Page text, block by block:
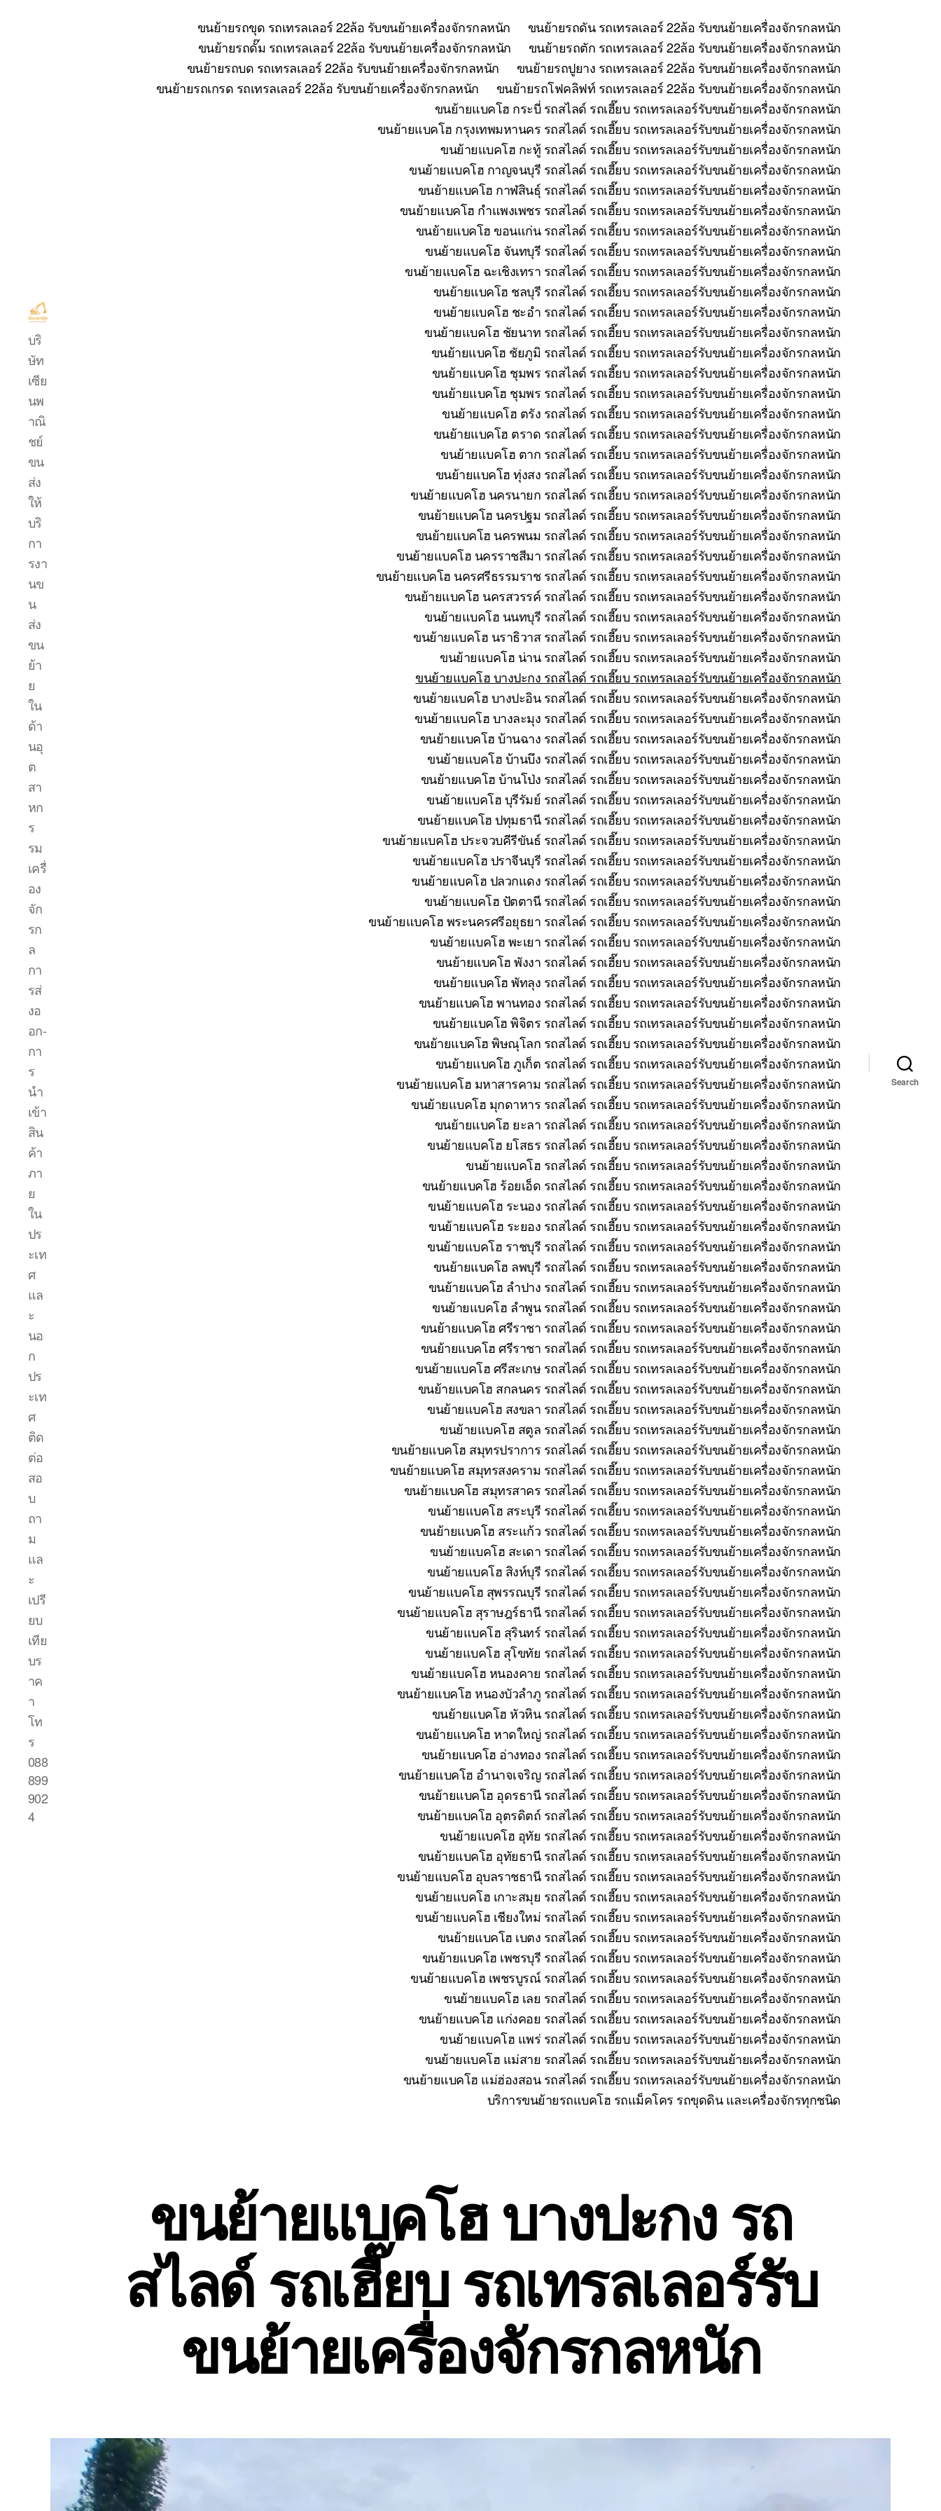
บริการ
ขน
ย้าย
รถ
แบค
โฮ.com
บริ
ษัท
เซีย
นพ
าณิ
ชย์
ขน
ส่ง
ให้
บริ
กา
รงา
นข
น
ส่ง
ขน
ย้า
ย
ใน
ด้า
นอุ
ต
สา
หก
ร
รม
เครื่
อง
จัก
รก
ล
กา
รส่
งอ
อก-
กา
ร
นำ
เข้า
สิน
ค้า
ภา
ย
ใน
ปร
ะเท
ศ
แล
ะ
นอ
ก
ปร
ะเท
ศ
ติด
ต่อ
สอ
บ
ถา
ม
แล
ะ
เปรี
ยบ
เทีย
บร
าค
า
โท
ร
088
899
902
4
ขนย้ายรถขุด รถเทรลเลอร์ 22ล้อ รับขนย้ายเครื่องจักรกลหนัก
ขนย้ายรถดัน รถเทรลเลอร์ 22ล้อ รับขนย้ายเครื่องจักรกลหนัก
ขนย้ายรถดั๊ม รถเทรลเลอร์ 22ล้อ รับขนย้ายเครื่องจักรกลหนัก
ขนย้ายรถตัก รถเทรลเลอร์ 22ล้อ รับขนย้ายเครื่องจักรกลหนัก
ขนย้ายรถบด รถเทรลเลอร์ 22ล้อ รับขนย้ายเครื่องจักรกลหนัก
ขนย้ายรถปูยาง รถเทรลเลอร์ 22ล้อ รับขนย้ายเครื่องจักรกลหนัก
ขนย้ายรถเกรด รถเทรลเลอร์ 22ล้อ รับขนย้ายเครื่องจักรกลหนัก
ขนย้ายรถโฟคลิฟท์ รถเทรลเลอร์ 22ล้อ รับขนย้ายเครื่องจักรกลหนัก
ขนย้ายแบคโฮ กระบี่ รถสไลด์ รถเฮี๊ยบ รถเทรลเลอร์รับขนย้ายเครื่องจักรกลหนัก
ขนย้ายแบคโฮ กรุงเทพมหานคร รถสไลด์ รถเฮี๊ยบ รถเทรลเลอร์รับขนย้ายเครื่องจักรกลหนัก
ขนย้ายแบคโฮ กะทู้ รถสไลด์ รถเฮี๊ยบ รถเทรลเลอร์รับขนย้ายเครื่องจักรกลหนัก
ขนย้ายแบคโฮ กาญจนบุรี รถสไลด์ รถเฮี๊ยบ รถเทรลเลอร์รับขนย้ายเครื่องจักรกลหนัก
ขนย้ายแบคโฮ กาฬสินธุ์ รถสไลด์ รถเฮี๊ยบ รถเทรลเลอร์รับขนย้ายเครื่องจักรกลหนัก
ขนย้ายแบคโฮ กำแพงเพชร รถสไลด์ รถเฮี๊ยบ รถเทรลเลอร์รับขนย้ายเครื่องจักรกลหนัก
ขนย้ายแบคโฮ ขอนแก่น รถสไลด์ รถเฮี๊ยบ รถเทรลเลอร์รับขนย้ายเครื่องจักรกลหนัก
ขนย้ายแบคโฮ จันทบุรี รถสไลด์ รถเฮี๊ยบ รถเทรลเลอร์รับขนย้ายเครื่องจักรกลหนัก
ขนย้ายแบคโฮ ฉะเชิงเทรา รถสไลด์ รถเฮี๊ยบ รถเทรลเลอร์รับขนย้ายเครื่องจักรกลหนัก
ขนย้ายแบคโฮ ชลบุรี รถสไลด์ รถเฮี๊ยบ รถเทรลเลอร์รับขนย้ายเครื่องจักรกลหนัก
ขนย้ายแบคโฮ ชะอำ รถสไลด์ รถเฮี๊ยบ รถเทรลเลอร์รับขนย้ายเครื่องจักรกลหนัก
ขนย้ายแบคโฮ ชัยนาท รถสไลด์ รถเฮี๊ยบ รถเทรลเลอร์รับขนย้ายเครื่องจักรกลหนัก
ขนย้ายแบคโฮ ชัยภูมิ รถสไลด์ รถเฮี๊ยบ รถเทรลเลอร์รับขนย้ายเครื่องจักรกลหนัก
ขนย้ายแบคโฮ ชุมพร รถสไลด์ รถเฮี๊ยบ รถเทรลเลอร์รับขนย้ายเครื่องจักรกลหนัก
ขนย้ายแบคโฮ ชุมพร รถสไลด์ รถเฮี๊ยบ รถเทรลเลอร์รับขนย้ายเครื่องจักรกลหนัก
ขนย้ายแบคโฮ ตรัง รถสไลด์ รถเฮี๊ยบ รถเทรลเลอร์รับขนย้ายเครื่องจักรกลหนัก
ขนย้ายแบคโฮ ตราด รถสไลด์ รถเฮี๊ยบ รถเทรลเลอร์รับขนย้ายเครื่องจักรกลหนัก
ขนย้ายแบคโฮ ตาก รถสไลด์ รถเฮี๊ยบ รถเทรลเลอร์รับขนย้ายเครื่องจักรกลหนัก
ขนย้ายแบคโฮ ทุ่งสง รถสไลด์ รถเฮี๊ยบ รถเทรลเลอร์รับขนย้ายเครื่องจักรกลหนัก
ขนย้ายแบคโฮ นครนายก รถสไลด์ รถเฮี๊ยบ รถเทรลเลอร์รับขนย้ายเครื่องจักรกลหนัก
ขนย้ายแบคโฮ นครปฐม รถสไลด์ รถเฮี๊ยบ รถเทรลเลอร์รับขนย้ายเครื่องจักรกลหนัก
ขนย้ายแบคโฮ นครพนม รถสไลด์ รถเฮี๊ยบ รถเทรลเลอร์รับขนย้ายเครื่องจักรกลหนัก
ขนย้ายแบคโฮ นครราชสีมา รถสไลด์ รถเฮี๊ยบ รถเทรลเลอร์รับขนย้ายเครื่องจักรกลหนัก
ขนย้ายแบคโฮ นครศรีธรรมราช รถสไลด์ รถเฮี๊ยบ รถเทรลเลอร์รับขนย้ายเครื่องจักรกลหนัก
ขนย้ายแบคโฮ นครสวรรค์ รถสไลด์ รถเฮี๊ยบ รถเทรลเลอร์รับขนย้ายเครื่องจักรกลหนัก
ขนย้ายแบคโฮ นนทบุรี รถสไลด์ รถเฮี๊ยบ รถเทรลเลอร์รับขนย้ายเครื่องจักรกลหนัก
ขนย้ายแบคโฮ นราธิวาส รถสไลด์ รถเฮี๊ยบ รถเทรลเลอร์รับขนย้ายเครื่องจักรกลหนัก
ขนย้ายแบคโฮ น่าน รถสไลด์ รถเฮี๊ยบ รถเทรลเลอร์รับขนย้ายเครื่องจักรกลหนัก
ขนย้ายแบคโฮ บางปะกง รถสไลด์ รถเฮี๊ยบ รถเทรลเลอร์รับขนย้ายเครื่องจักรกลหนัก
ขนย้ายแบคโฮ บางปะอิน รถสไลด์ รถเฮี๊ยบ รถเทรลเลอร์รับขนย้ายเครื่องจักรกลหนัก
ขนย้ายแบคโฮ บางละมุง รถสไลด์ รถเฮี๊ยบ รถเทรลเลอร์รับขนย้ายเครื่องจักรกลหนัก
ขนย้ายแบคโฮ บ้านฉาง รถสไลด์ รถเฮี๊ยบ รถเทรลเลอร์รับขนย้ายเครื่องจักรกลหนัก
ขนย้ายแบคโฮ บ้านบึง รถสไลด์ รถเฮี๊ยบ รถเทรลเลอร์รับขนย้ายเครื่องจักรกลหนัก
ขนย้ายแบคโฮ บ้านโป่ง รถสไลด์ รถเฮี๊ยบ รถเทรลเลอร์รับขนย้ายเครื่องจักรกลหนัก
ขนย้ายแบคโฮ บุรีรัมย์ รถสไลด์ รถเฮี๊ยบ รถเทรลเลอร์รับขนย้ายเครื่องจักรกลหนัก
ขนย้ายแบคโฮ ปทุมธานี รถสไลด์ รถเฮี๊ยบ รถเทรลเลอร์รับขนย้ายเครื่องจักรกลหนัก
ขนย้ายแบคโฮ ประจวบคีรีขันธ์ รถสไลด์ รถเฮี๊ยบ รถเทรลเลอร์รับขนย้ายเครื่องจักรกลหนัก
ขนย้ายแบคโฮ ปราจีนบุรี รถสไลด์ รถเฮี๊ยบ รถเทรลเลอร์รับขนย้ายเครื่องจักรกลหนัก
ขนย้ายแบคโฮ ปลวกแดง รถสไลด์ รถเฮี๊ยบ รถเทรลเลอร์รับขนย้ายเครื่องจักรกลหนัก
ขนย้ายแบคโฮ ปัตตานี รถสไลด์ รถเฮี๊ยบ รถเทรลเลอร์รับขนย้ายเครื่องจักรกลหนัก
ขนย้ายแบคโฮ พระนครศรีอยุธยา รถสไลด์ รถเฮี๊ยบ รถเทรลเลอร์รับขนย้ายเครื่องจักรกลหนัก
ขนย้ายแบคโฮ พะเยา รถสไลด์ รถเฮี๊ยบ รถเทรลเลอร์รับขนย้ายเครื่องจักรกลหนัก
ขนย้ายแบคโฮ พังงา รถสไลด์ รถเฮี๊ยบ รถเทรลเลอร์รับขนย้ายเครื่องจักรกลหนัก
ขนย้ายแบคโฮ พัทลุง รถสไลด์ รถเฮี๊ยบ รถเทรลเลอร์รับขนย้ายเครื่องจักรกลหนัก
ขนย้ายแบคโฮ พานทอง รถสไลด์ รถเฮี๊ยบ รถเทรลเลอร์รับขนย้ายเครื่องจักรกลหนัก
ขนย้ายแบคโฮ พิจิตร รถสไลด์ รถเฮี๊ยบ รถเทรลเลอร์รับขนย้ายเครื่องจักรกลหนัก
ขนย้ายแบคโฮ พิษณุโลก รถสไลด์ รถเฮี๊ยบ รถเทรลเลอร์รับขนย้ายเครื่องจักรกลหนัก
ขนย้ายแบคโฮ ภูเก็ต รถสไลด์ รถเฮี๊ยบ รถเทรลเลอร์รับขนย้ายเครื่องจักรกลหนัก
ขนย้ายแบคโฮ มหาสารคาม รถสไลด์ รถเฮี๊ยบ รถเทรลเลอร์รับขนย้ายเครื่องจักรกลหนัก
ขนย้ายแบคโฮ มุกดาหาร รถสไลด์ รถเฮี๊ยบ รถเทรลเลอร์รับขนย้ายเครื่องจักรกลหนัก
ขนย้ายแบคโฮ ยะลา รถสไลด์ รถเฮี๊ยบ รถเทรลเลอร์รับขนย้ายเครื่องจักรกลหนัก
ขนย้ายแบคโฮ ยโสธร รถสไลด์ รถเฮี๊ยบ รถเทรลเลอร์รับขนย้ายเครื่องจักรกลหนัก
ขนย้ายแบคโฮ รถสไลด์ รถเฮี๊ยบ รถเทรลเลอร์รับขนย้ายเครื่องจักรกลหนัก
ขนย้ายแบคโฮ ร้อยเอ็ด รถสไลด์ รถเฮี๊ยบ รถเทรลเลอร์รับขนย้ายเครื่องจักรกลหนัก
ขนย้ายแบคโฮ ระนอง รถสไลด์ รถเฮี๊ยบ รถเทรลเลอร์รับขนย้ายเครื่องจักรกลหนัก
ขนย้ายแบคโฮ ระยอง รถสไลด์ รถเฮี๊ยบ รถเทรลเลอร์รับขนย้ายเครื่องจักรกลหนัก
ขนย้ายแบคโฮ ราชบุรี รถสไลด์ รถเฮี๊ยบ รถเทรลเลอร์รับขนย้ายเครื่องจักรกลหนัก
ขนย้ายแบคโฮ ลพบุรี รถสไลด์ รถเฮี๊ยบ รถเทรลเลอร์รับขนย้ายเครื่องจักรกลหนัก
ขนย้ายแบคโฮ ลำปาง รถสไลด์ รถเฮี๊ยบ รถเทรลเลอร์รับขนย้ายเครื่องจักรกลหนัก
ขนย้ายแบคโฮ ลำพูน รถสไลด์ รถเฮี๊ยบ รถเทรลเลอร์รับขนย้ายเครื่องจักรกลหนัก
ขนย้ายแบคโฮ ศรีราชา รถสไลด์ รถเฮี๊ยบ รถเทรลเลอร์รับขนย้ายเครื่องจักรกลหนัก
ขนย้ายแบคโฮ ศรีราชา รถสไลด์ รถเฮี๊ยบ รถเทรลเลอร์รับขนย้ายเครื่องจักรกลหนัก
ขนย้ายแบคโฮ ศรีสะเกษ รถสไลด์ รถเฮี๊ยบ รถเทรลเลอร์รับขนย้ายเครื่องจักรกลหนัก
ขนย้ายแบคโฮ สกลนคร รถสไลด์ รถเฮี๊ยบ รถเทรลเลอร์รับขนย้ายเครื่องจักรกลหนัก
ขนย้ายแบคโฮ สงขลา รถสไลด์ รถเฮี๊ยบ รถเทรลเลอร์รับขนย้ายเครื่องจักรกลหนัก
ขนย้ายแบคโฮ สตูล รถสไลด์ รถเฮี๊ยบ รถเทรลเลอร์รับขนย้ายเครื่องจักรกลหนัก
ขนย้ายแบคโฮ สมุทรปราการ รถสไลด์ รถเฮี๊ยบ รถเทรลเลอร์รับขนย้ายเครื่องจักรกลหนัก
ขนย้ายแบคโฮ สมุทรสงคราม รถสไลด์ รถเฮี๊ยบ รถเทรลเลอร์รับขนย้ายเครื่องจักรกลหนัก
ขนย้ายแบคโฮ สมุทรสาคร รถสไลด์ รถเฮี๊ยบ รถเทรลเลอร์รับขนย้ายเครื่องจักรกลหนัก
ขนย้ายแบคโฮ สระบุรี รถสไลด์ รถเฮี๊ยบ รถเทรลเลอร์รับขนย้ายเครื่องจักรกลหนัก
ขนย้ายแบคโฮ สระแก้ว รถสไลด์ รถเฮี๊ยบ รถเทรลเลอร์รับขนย้ายเครื่องจักรกลหนัก
ขนย้ายแบคโฮ สะเดา รถสไลด์ รถเฮี๊ยบ รถเทรลเลอร์รับขนย้ายเครื่องจักรกลหนัก
ขนย้ายแบคโฮ สิงห์บุรี รถสไลด์ รถเฮี๊ยบ รถเทรลเลอร์รับขนย้ายเครื่องจักรกลหนัก
ขนย้ายแบคโฮ สุพรรณบุรี รถสไลด์ รถเฮี๊ยบ รถเทรลเลอร์รับขนย้ายเครื่องจักรกลหนัก
ขนย้ายแบคโฮ สุราษฎร์ธานี รถสไลด์ รถเฮี๊ยบ รถเทรลเลอร์รับขนย้ายเครื่องจักรกลหนัก
ขนย้ายแบคโฮ สุรินทร์ รถสไลด์ รถเฮี๊ยบ รถเทรลเลอร์รับขนย้ายเครื่องจักรกลหนัก
ขนย้ายแบคโฮ สุโขทัย รถสไลด์ รถเฮี๊ยบ รถเทรลเลอร์รับขนย้ายเครื่องจักรกลหนัก
ขนย้ายแบคโฮ หนองคาย รถสไลด์ รถเฮี๊ยบ รถเทรลเลอร์รับขนย้ายเครื่องจักรกลหนัก
ขนย้ายแบคโฮ หนองบัวลำภู รถสไลด์ รถเฮี๊ยบ รถเทรลเลอร์รับขนย้ายเครื่องจักรกลหนัก
ขนย้ายแบคโฮ หัวหิน รถสไลด์ รถเฮี๊ยบ รถเทรลเลอร์รับขนย้ายเครื่องจักรกลหนัก
ขนย้ายแบคโฮ หาดใหญ่ รถสไลด์ รถเฮี๊ยบ รถเทรลเลอร์รับขนย้ายเครื่องจักรกลหนัก
ขนย้ายแบคโฮ อ่างทอง รถสไลด์ รถเฮี๊ยบ รถเทรลเลอร์รับขนย้ายเครื่องจักรกลหนัก
ขนย้ายแบคโฮ อำนาจเจริญ รถสไลด์ รถเฮี๊ยบ รถเทรลเลอร์รับขนย้ายเครื่องจักรกลหนัก
ขนย้ายแบคโฮ อุดรธานี รถสไลด์ รถเฮี๊ยบ รถเทรลเลอร์รับขนย้ายเครื่องจักรกลหนัก
ขนย้ายแบคโฮ อุตรดิตถ์ รถสไลด์ รถเฮี๊ยบ รถเทรลเลอร์รับขนย้ายเครื่องจักรกลหนัก
ขนย้ายแบคโฮ อุทัย รถสไลด์ รถเฮี๊ยบ รถเทรลเลอร์รับขนย้ายเครื่องจักรกลหนัก
ขนย้ายแบคโฮ อุทัยธานี รถสไลด์ รถเฮี๊ยบ รถเทรลเลอร์รับขนย้ายเครื่องจักรกลหนัก
ขนย้ายแบคโฮ อุบลราชธานี รถสไลด์ รถเฮี๊ยบ รถเทรลเลอร์รับขนย้ายเครื่องจักรกลหนัก
ขนย้ายแบคโฮ เกาะสมุย รถสไลด์ รถเฮี๊ยบ รถเทรลเลอร์รับขนย้ายเครื่องจักรกลหนัก
ขนย้ายแบคโฮ เชียงใหม่ รถสไลด์ รถเฮี๊ยบ รถเทรลเลอร์รับขนย้ายเครื่องจักรกลหนัก
ขนย้ายแบคโฮ เบตง รถสไลด์ รถเฮี๊ยบ รถเทรลเลอร์รับขนย้ายเครื่องจักรกลหนัก
ขนย้ายแบคโฮ เพชรบุรี รถสไลด์ รถเฮี๊ยบ รถเทรลเลอร์รับขนย้ายเครื่องจักรกลหนัก
ขนย้ายแบคโฮ เพชรบูรณ์ รถสไลด์ รถเฮี๊ยบ รถเทรลเลอร์รับขนย้ายเครื่องจักรกลหนัก
ขนย้ายแบคโฮ เลย รถสไลด์ รถเฮี๊ยบ รถเทรลเลอร์รับขนย้ายเครื่องจักรกลหนัก
ขนย้ายแบคโฮ แก่งคอย รถสไลด์ รถเฮี๊ยบ รถเทรลเลอร์รับขนย้ายเครื่องจักรกลหนัก
ขนย้ายแบคโฮ แพร่ รถสไลด์ รถเฮี๊ยบ รถเทรลเลอร์รับขนย้ายเครื่องจักรกลหนัก
ขนย้ายแบคโฮ แม่สาย รถสไลด์ รถเฮี๊ยบ รถเทรลเลอร์รับขนย้ายเครื่องจักรกลหนัก
ขนย้ายแบคโฮ แม่ฮ่องสอน รถสไลด์ รถเฮี๊ยบ รถเทรลเลอร์รับขนย้ายเครื่องจักรกลหนัก
บริการขนย้ายรถแบคโฮ รถแม็คโคร รถขุดดิน และเครื่องจักรทุกชนิด
Search
ขนย้ายแบคโฮ บางปะกง รถ
สไลด์ รถเฮี๊ยบ รถเทรลเลอร์รับ
ขนย้ายเครื่องจักรกลหนัก